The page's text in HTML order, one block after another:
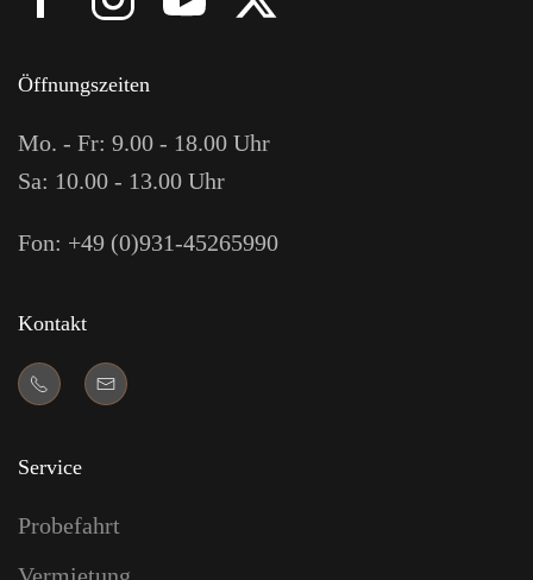
Öffnungszeiten
Mo. - Fr: 9.00 - 18.00 Uhr
Sa: 10.00 - 13.00 Uhr
Fon: +49 (0)931-45265990
Kontakt
Service
Probefahrt